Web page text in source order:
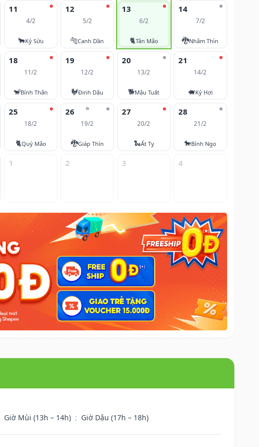
11
4/2
🐂Kỷ Sửu
12
5/2
🐅Canh Dần
13
6/2
🐈Tân Mão
14
7/2
🐉Nhâm Thìn
18
11/2
🐒Bính Thân
19
12/2
🐓Đinh Dậu
20
13/2
🐕Mậu Tuất
21
14/2
🐖Kỷ Hợi
25
18/2
🐈Quý Mão
⭐
26
19/2
🐉Giáp Thìn
27
20/2
🐍Ất Tỵ
28
21/2
🐎Bính Ngọ
1 2 3 4
Giờ Mùi (13h – 14h) ; Giờ Dậu (17h – 18h)